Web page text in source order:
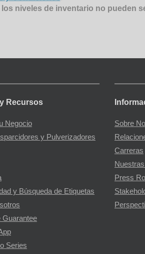
niveles de inventario no pueden
Recursos
Negocio
y Pulverizadores
y Búsqueda de Etiquetas
Guarantee
Series
Sobre
Carreras
Press